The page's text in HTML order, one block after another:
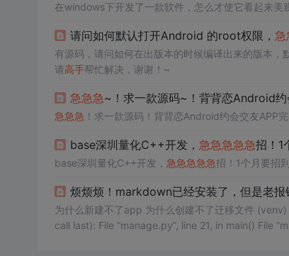
在windows下开发了一款软件，怎么才使它看起来美
请问如何默认打开Android 的root权限， 急
有源码，请问如何在出版本的时候编译出来的版本，
请高手帮忙解决，谢谢！~
急急急~！求一款源码~！背背恋Android
急急急 ！求一款源码！背背恋Android约会交友APP
base深圳量化C++开发， 急急急急急招！1
base深圳量化C++开发， 急急急急急招！1个月要招
烦烦烦！markdown已经安装了，但是老报
为什么新建不了app 为什么创建不了迁移文件
call last): File